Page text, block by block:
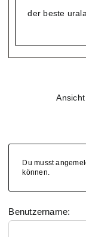
der beste
Du musst
können.
Benutzername: